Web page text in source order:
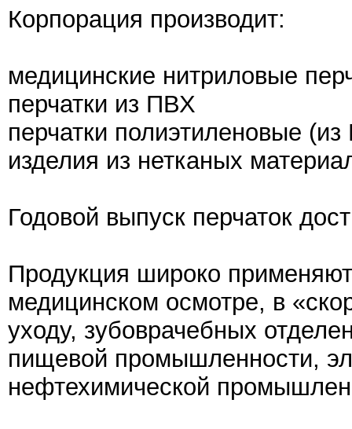
Корпорация производит:
медицинские нитриловые
перчатки из ПВХ
перчатки полиэтиленовые (из
изделия из нетканых
Годовой выпуск перчаток
Продукция широко
медицинском осмотре, в
уходу, зубоврачебных
пищевой промышленности,
нефтехимической